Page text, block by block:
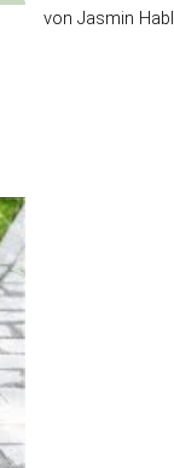
von Jasmin